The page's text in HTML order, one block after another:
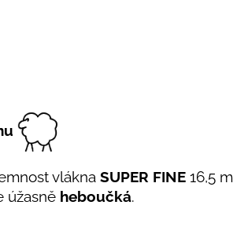
vlákna SUPER FINE 16,5
úžasně heboučká.